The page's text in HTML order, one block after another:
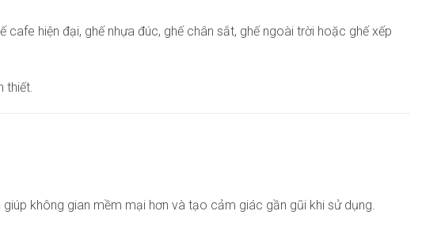
hiện đại, ghế nhựa đúc, ghế chân sắt, ghế ngoài trời hoặc ghế xếp
thiết.
không gian mềm mại hơn và tạo cảm giác gần gũi khi sử dụng.